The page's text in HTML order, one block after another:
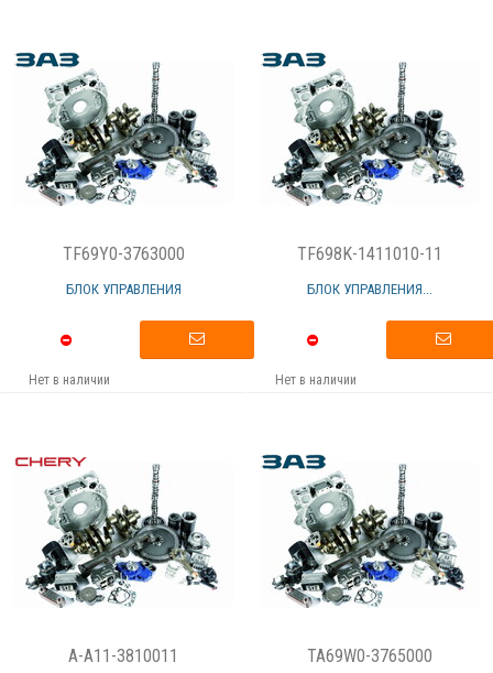
TF69Y0-3763000
БЛОК УПРАВЛЕНИЯ
Нет в наличии
TF698K-1411010-11
БЛОК УПРАВЛЕНИЯ...
Нет в наличии
A-A11-3810011 TA69W0-3765000